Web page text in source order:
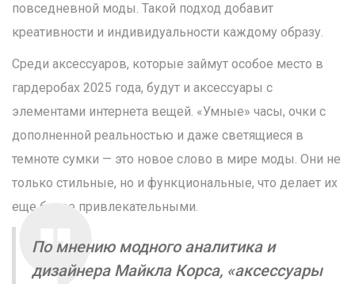
повседневной моды. Такой подход добавит
креативности и индивидуальности каждому образу.
Среди аксессуаров, которые займут особое место в
гардеробах 2025 года, будут и аксессуары с
элементами интернета вещей. «Умные» часы, очки с
дополненной реальностью и даже светящиеся в
темноте сумки — это новое слово в мире моды. Они не
только стильные, но и функциональные, что делает их
еще более привлекательными.
По мнению модного аналитика и
дизайнера Майкла Корса, «аксессуары